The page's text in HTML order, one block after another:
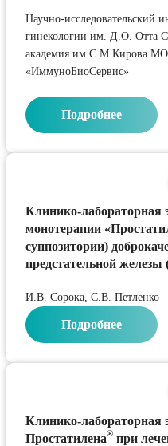
Научно-исследовательский
гинекологии им. Д.О. Отта
академия им С.М.Кирова
«ИммуноБиоСервис»
Подробнее
Клинико-лабораторная
монотерапии
суппозитории)
предстательной
И.В. Сорока, С.В. Петленко
Подробнее
Клинико-лабораторная
Простатилена® при